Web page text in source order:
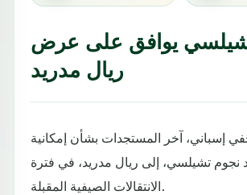
يوافق على عرض
ريال مدريد
إسباني، آخر المستجدات بشأن إمكانية
نجوم تشيلسي، إلى ريال مدريد، في فترة
الانتقالات الصيفية المقبلة.